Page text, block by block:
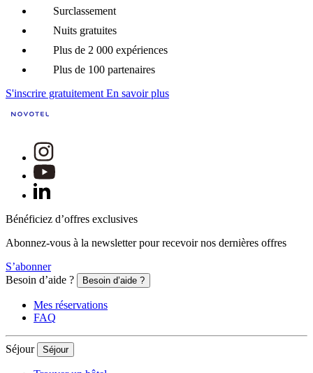
Surclassement
Nuits gratuites
Plus de 2 000 expériences
Plus de 100 partenaires
S'inscrire gratuitement En savoir plus
Bénéficiez d’offres exclusives
Abonnez-vous à la newsletter pour recevoir nos dernières offres
S’abonner
Besoin d’aide ?
Besoin d’aide ?
Mes réservations
FAQ
Séjour Séjour